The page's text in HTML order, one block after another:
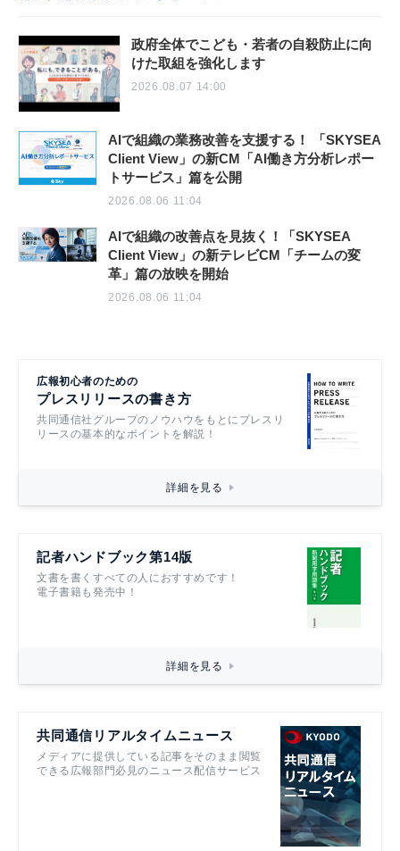
政府全体でこども・若者の自殺防止に向
けた取組を強化します
2026.08.07 14:00
AIで組織の業務改善を支援する！ 「SKYSEA
Client View」の新CM「AI働き方分析レポー
トサービス」篇を公開
2026.08.06 11:04
AIで組織の改善点を見抜く！「SKYSEA
Client View」の新テレビCM「チームの変
革」篇の放映を開始
2026.08.06 11:04
広報初心者のための
プレスリリースの書き方
共同通信社グループのノウハウをもとにプレスリ
リースの基本的なポイントを解説！
詳細を見る
記者ハンドブック第14版
文書を書くすべての人におすすめです！
電子書籍も発売中！
詳細を見る
共同通信リアルタイムニュース
メディアに提供している記事をそのまま閲覧
できる広報部門必見のニュース配信サービス